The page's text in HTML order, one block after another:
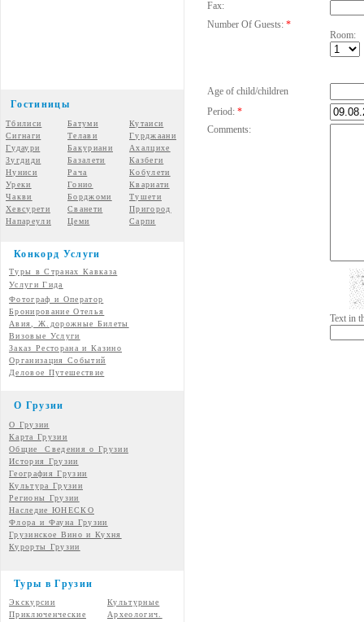
Гостиницы
Тбилиси Батуми
Кутаиси
Сигнаги
Телави
Гурджаани
Гудаури
Бакуриани
Ахалцихе
Зугдиди
Базалети
Казбеги
Нуниси
Рача
Кобулети
Уреки
Гонио
Квариати
Чакви
Борджоми
Тушети
Хевсурети
Сванети
Пригород
Напареули
Цеми Сарпи
Конкорд Услуги
Туры в Странах Кавказа
Услуги Гида
Фотограф и Оператор
Бронирование Отелья
Авия, Ж.дорожные Билеты
Визовые Услуги
Заказ Ресторана и Казино
Организация Событий
Деловое Путешествие
О Грузии
О Грузии
Карта Грузии
Общие Сведения о Грузии
История Грузии
География Грузии
Культура Грузии
Регионы Грузии
Наследие ЮНЕСКО
Флора и Фауна Грузии
Грузинское Вино и Кухня
Курорты Грузии
Туры в Грузии
Экскурсии
Культурные
Приключенческие
Археологич.
Fax:
Number Of Guests: *
Room:
Age of child/children
Period: *
Comments:
Text in